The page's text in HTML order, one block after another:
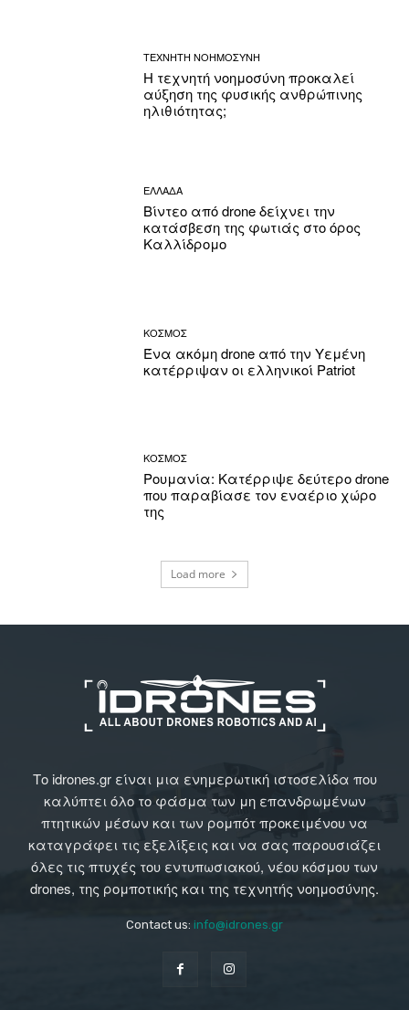
ΤΕΧΝΗΤΗ ΝΟΗΜΟΣΥΝΗ
Η τεχνητή νοημοσύνη προκαλεί
αύξηση της φυσικής ανθρώπινης
ηλιθιότητας;
ΕΛΛΑΔΑ
Βίντεο από drone δείχνει την
κατάσβεση της φωτιάς στο όρος
Καλλίδρομο
ΚΟΣΜΟΣ
Ένα ακόμη drone από την Υεμένη
κατέρριψαν οι ελληνικοί Patriot
ΚΟΣΜΟΣ
Ρουμανία: Κατέρριψε δεύτερο drone
που παραβίασε τον εναέριο χώρο
της
Load more
Το idrones.gr είναι μια ενημερωτική ιστοσελίδα που
καλύπτει όλο το φάσμα των μη επανδρωμένων
πτητικών μέσων και των ρομπότ προκειμένου να
καταγράφει τις εξελίξεις και να σας παρουσιάζει
όλες τις πτυχές του εντυπωσιακού, νέου κόσμου των
drones, της ρομποτικής και της τεχνητής νοημοσύνης.
Contact us: info@idrones.gr